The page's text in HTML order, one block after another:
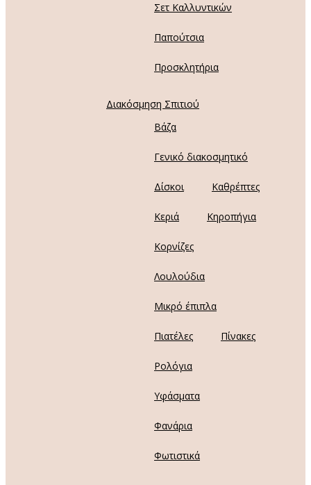
Σετ Καλλυντικών
Παπούτσια
Προσκλητήρια
Διακόσμηση Σπιτιού
Βάζα
Γενικό διακοσμητικό
Δίσκοι Καθρέπτες
Κεριά Κηροπήγια
Κορνίζες
Λουλούδια
Μικρό έπιπλα
Πιατέλες Πίνακες
Ρολόγια
Υφάσματα
Φανάρια
Φωτιστικά